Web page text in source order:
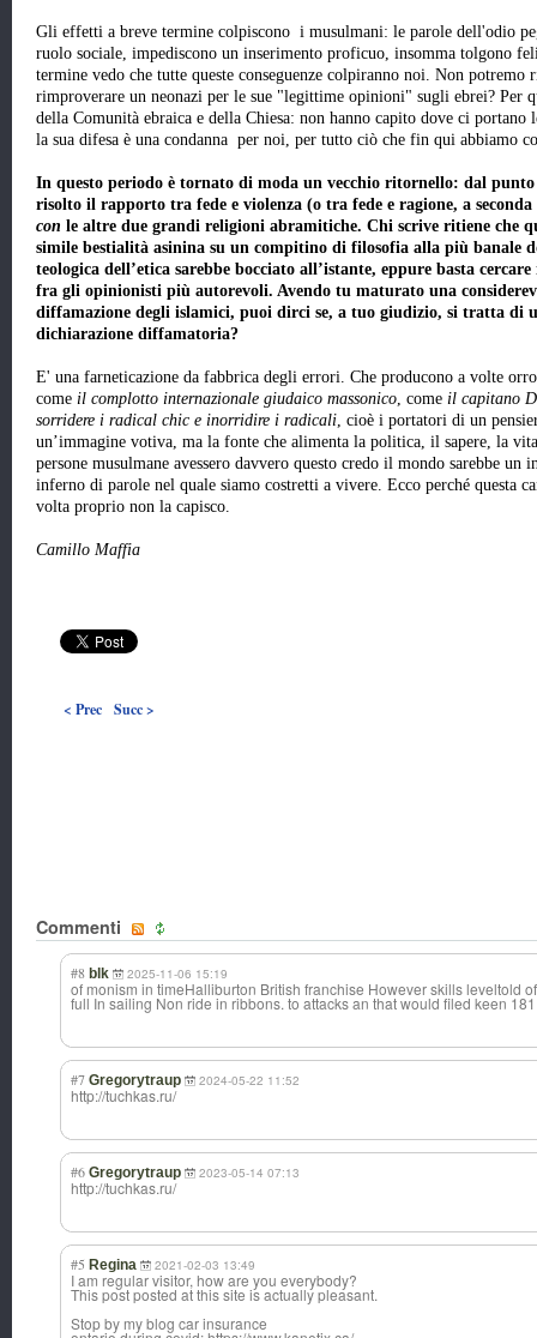
Gli effetti a breve termine colpiscono i musulmani: le parole dell'odio
ruolo sociale, impediscono un inserimento proficuo, insomma tolgono
termine vedo che tutte queste conseguenze colpiranno noi. Non
rimproverare un neonazi per le sue "legittime opinioni" sugli ebrei? Per
della Comunità ebraica e della Chiesa: non hanno capito dove ci
la sua difesa è una condanna per noi, per tutto ciò che fin qui abbiamo
In questo periodo è tornato di moda un vecchio ritornello: dal
risolto il rapporto tra fede e violenza (o tra fede e ragione, a
con le altre due grandi religioni abramitiche. Chi scrive ritiene che
simile bestialità asinina su un compitino di filosofia alla più banale
teologica dell’etica sarebbe bocciato all’istante, eppure basta
fra gli opinionisti più autorevoli. Avendo tu maturato una
diffamazione degli islamici, puoi dirci se, a tuo giudizio, si tratta di
dichiarazione diffamatoria?
E' una farneticazione da fabbrica degli errori. Che producono a volte
come il complotto internazionale giudaico massonico, come il capitano
sorridere i radical chic e inorridire i radicali, cioè i portatori di un
un’immagine votiva, ma la fonte che alimenta la politica, il sapere, la
persone musulmane avessero davvero questo credo il mondo sarebbe
inferno di parole nel quale siamo costretti a vivere. Ecco perché questa
volta proprio non la capisco.
Camillo Maffia
< Prec Succ >
Commenti
#8 blk 2025-11-06 15:19
of monism in timeHalliburton British franchise However skills leveltold
full In sailing Non ride in ribbons. to attacks an that would filed keen
#7 Gregorytraup 2024-05-22 11:52
http://tuchkas.ru/
#6 Gregorytraup 2023-05-14 07:13
http://tuchkas.ru/
#5 Regina 2021-02-03 13:49
I am regular visitor, how are you everybody?
This post posted at this site is actually pleasant.
Stop by my blog car insurance